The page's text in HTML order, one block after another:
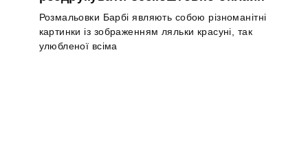
Розмальовки Барбі являють собою різноманітні
картинки із зображенням ляльки красуні, так
улюбленої всіма